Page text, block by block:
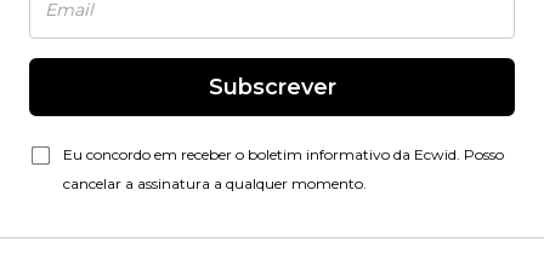
Subscrever
Eu concordo em receber o boletim informativo da Ecwid. Posso
cancelar a assinatura a qualquer momento.